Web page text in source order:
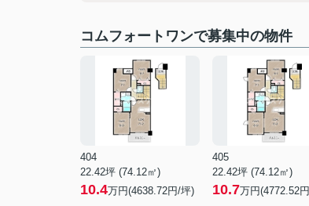
コムフォートワンで募集中の物件
404
22.42坪 (74.12㎡)
10.4万円(4638.72円/坪)
405
22.42坪 (74.12㎡)
10.7万円(4772.52